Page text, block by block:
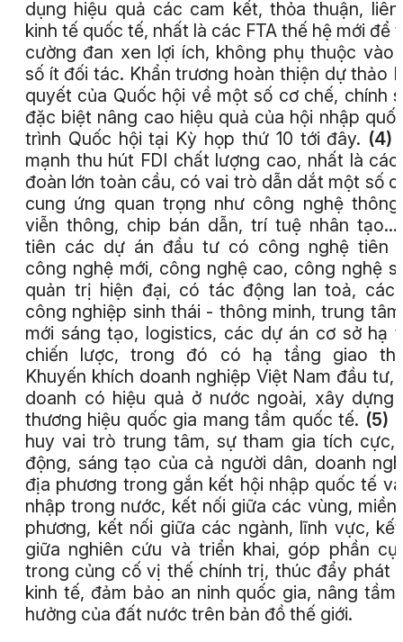
dụng hiệu quả các cam kết, thỏa thuận,
kinh tế quốc tế, nhất là các FTA thế hệ mới để
cường đan xen lợi ích, không phụ thuộc vào
số ít đối tác. Khẩn trương hoàn thiện dự thảo
quyết của Quốc hội về một số cơ chế, chính
đặc biệt nâng cao hiệu quả của hội nhập
trình Quốc hội tại Kỳ họp thứ 10 tới đây. (4)
mạnh thu hút FDI chất lượng cao, nhất là
đoàn lớn toàn cầu, có vai trò dẫn dắt một số
cung ứng quan trọng như công nghệ
viễn thông, chip bán dẫn, trí tuệ nhân
tiên các dự án đầu tư có công nghệ tiên
công nghệ mới, công nghệ cao, công nghệ
quản trị hiện đại, có tác động lan toả, các
công nghiệp sinh thái - thông minh, trung
mới sáng tạo, logistics, các dự án cơ sở hạ
chiến lược, trong đó có hạ tầng giao
Khuyến khích doanh nghiệp Việt Nam đầu tư,
doanh có hiệu quả ở nước ngoài, xây dựng
thương hiệu quốc gia mang tầm quốc tế. (5)
huy vai trò trung tâm, sự tham gia tích cực,
động, sáng tạo của cả người dân, doanh
địa phương trong gắn kết hội nhập quốc tế
nhập trong nước, kết nối giữa các vùng,
phương, kết nối giữa các ngành, lĩnh vực,
giữa nghiên cứu và triển khai, góp phần cụ
trong củng cố vị thế chính trị, thúc đẩy phát
kinh tế, đảm bảo an ninh quốc gia, nâng tầm
hưởng của đất nước trên bản đồ thế giới.